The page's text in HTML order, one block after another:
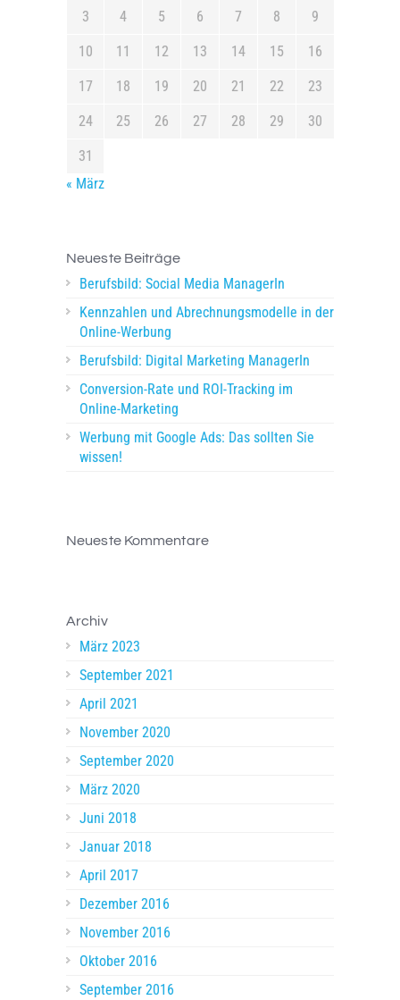
3 4 5 6 7 8 9
10 11 12 13 14 15 16
17 18 19 20 21 22 23
24 25 26 27 28 29 30
31
« März
Neueste Beiträge
Berufsbild: Social Media ManagerIn
Kennzahlen und Abrechnungsmodelle in der
Online-Werbung
Berufsbild: Digital Marketing ManagerIn
Conversion-Rate und ROI-Tracking im
Online-Marketing
Werbung mit Google Ads: Das sollten Sie
wissen!
Neueste Kommentare
Archiv
März 2023
September 2021
April 2021
November 2020
September 2020
März 2020
Juni 2018
Januar 2018
April 2017
Dezember 2016
November 2016
Oktober 2016
September 2016